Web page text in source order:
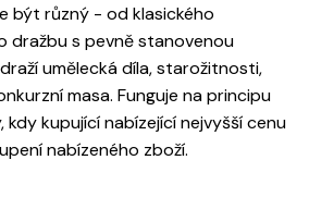
být různý - od klasického
dražbu s pevně stanovenou
umělecká díla, starožitnosti,
masa. Funguje na principu
kupující nabízející nejvyšší cenu
nabízeného zboží.